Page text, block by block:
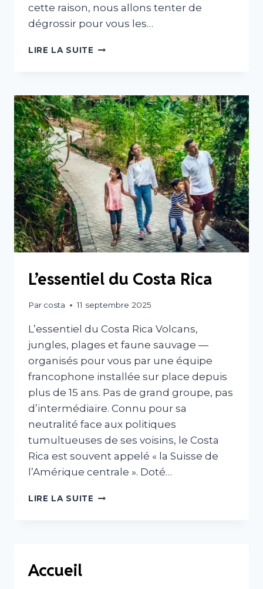
cette raison, nous allons tenter de
dégrossir pour vous les…
LIRE LA SUITE TOP
AU
COSTA
RICA
L’essentiel du Costa Rica
Par costa 11 septembre 2025
L’essentiel du Costa Rica Volcans,
jungles, plages et faune sauvage —
organisés pour vous par une équipe
francophone installée sur place depuis
plus de 15 ans. Pas de grand groupe, pas
d’intermédiaire. Connu pour sa
neutralité face aux politiques
tumultueuses de ses voisins, le Costa
Rica est souvent appelé « la Suisse de
l’Amérique centrale ». Doté…
LIRE LA SUITE L’ESSENTIEL
Accueil